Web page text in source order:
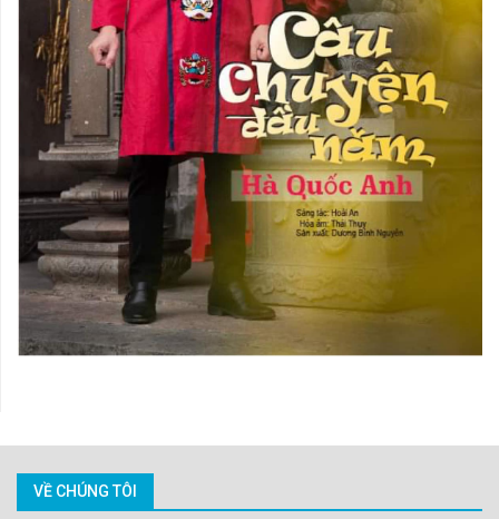
VỀ CHÚNG TÔI